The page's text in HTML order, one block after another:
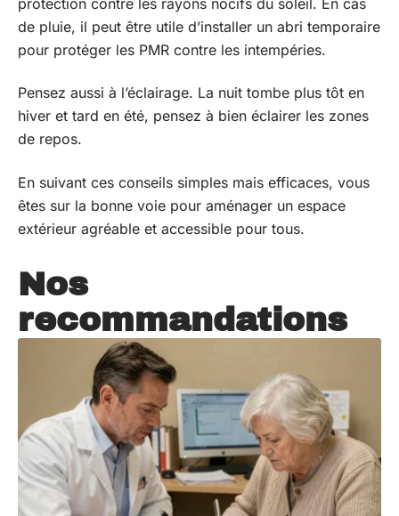
de pluie, il peut être utile d’installer un abri temporaire
pour protéger les PMR contre les intempéries.
Pensez aussi à l’éclairage. La nuit tombe plus tôt en
hiver et tard en été, pensez à bien éclairer les zones
de repos.
En suivant ces conseils simples mais efficaces, vous
êtes sur la bonne voie pour aménager un espace
extérieur agréable et accessible pour tous.
Nos
recommandations